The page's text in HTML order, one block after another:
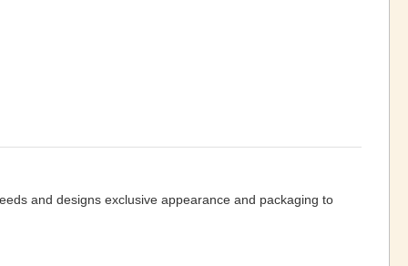
and designs exclusive appearance and packaging to